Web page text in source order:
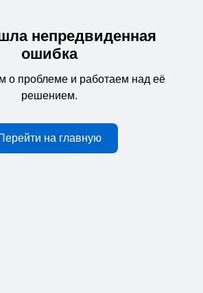
непредвиденная
ошибка
о проблеме и работаем над её
решением.
на главную